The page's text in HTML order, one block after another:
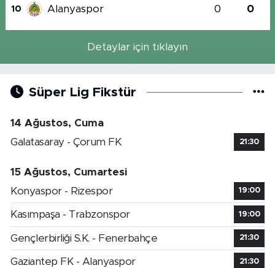
10 Alanyaspor 0 0
Detaylar için tıklayın
Süper Lig Fikstür
14 Ağustos, Cuma
Galatasaray - Çorum FK
21:30
15 Ağustos, Cumartesi
Konyaspor - Rizespor
19:00
Kasımpaşa - Trabzonspor 19:00
Gençlerbirliği S.K. - Fenerbahçe 21:30
Gaziantep FK - Alanyaspor 21:30